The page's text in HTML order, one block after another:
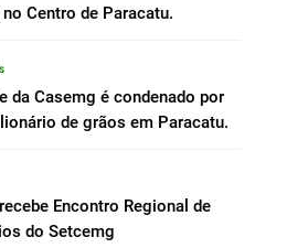
Centro de Paracatu.
da Casemg é condenado por
de grãos em Paracatu.
Encontro Regional de
do Setcemg